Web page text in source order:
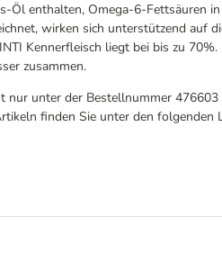
Öl enthalten, Omega-6-Fettsäuren
wirken sich unterstützend auf
Kennerfleisch liegt bei bis zu
zusammen.
nur unter der Bestellnummer
finden Sie unter den folgenden